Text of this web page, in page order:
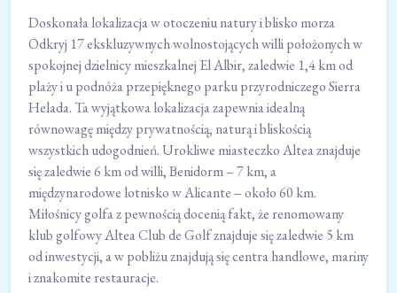
Doskonała lokalizacja w otoczeniu natury i blisko morza
Odkryj 17 ekskluzywnych wolnostojących willi położonych w
spokojnej dzielnicy mieszkalnej El Albir, zaledwie 1,4 km od
plaży i u podnóża przepięknego parku przyrodniczego Sierra
Helada. Ta wyjątkowa lokalizacja zapewnia idealną
równowagę między prywatnością, naturą i bliskością
wszystkich udogodnień. Urokliwe miasteczko Altea znajduje
się zaledwie 6 km od willi, Benidorm – 7 km, a
międzynarodowe lotnisko w Alicante – około 60 km.
Miłośnicy golfa z pewnością docenią fakt, że renomowany
klub golfowy Altea Club de Golf znajduje się zaledwie 5 km
od inwestycji, a w pobliżu znajdują się centra handlowe, mariny
i znakomite restauracje.